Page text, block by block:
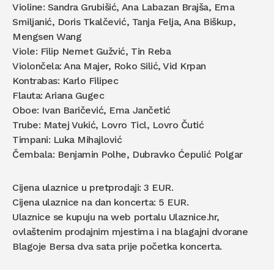
Violine: Sandra Grubišić, Ana Labazan Brajša, Ema
Smiljanić, Doris Tkalčević, Tanja Felja, Ana Biškup,
Mengsen Wang
Viole: Filip Nemet Gužvić, Tin Reba
Violončela: Ana Majer, Roko Silić, Vid Krpan
Kontrabas: Karlo Filipec
Flauta: Ariana Gugec
Oboe: Ivan Baričević, Ema Jančetić
Trube: Matej Vukić, Lovro Ticl, Lovro Čutić
Timpani: Luka Mihajlović
Čembala: Benjamin Polhe, Dubravko Ćepulić Polgar
Cijena ulaznice u pretprodaji: 3 EUR.
Cijena ulaznice na dan koncerta: 5 EUR.
Ulaznice se kupuju na web portalu Ulaznice.hr,
ovlaštenim prodajnim mjestima i na blagajni dvorane
Blagoje Bersa dva sata prije početka koncerta.